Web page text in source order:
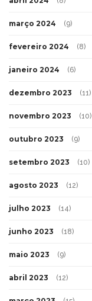
março 2024 (9)
fevereiro 2024 (8)
janeiro 2024 (6)
dezembro 2023 (11)
novembro 2023 (10)
outubro 2023 (9)
setembro 2023 (10)
agosto 2023 (12)
julho 2023 (14)
junho 2023 (18)
maio 2023 (9)
abril 2023 (12)